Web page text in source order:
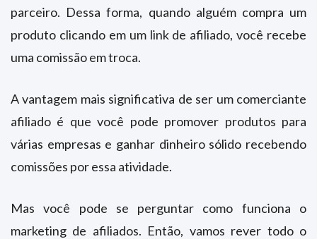
parceiro. Dessa forma, quando alguém compra um
produto clicando em um link de afiliado, você recebe
uma comissão em troca.
A vantagem mais significativa de ser um comerciante
afiliado é que você pode promover produtos para
várias empresas e ganhar dinheiro sólido recebendo
comissões por essa atividade.
Mas você pode se perguntar como funciona o
marketing de afiliados. Então, vamos rever todo o